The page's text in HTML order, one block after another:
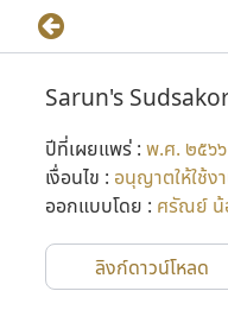
Sarun's
ปีที่เผยแพร่ : พ.ศ. ๒๕๖๖
เงื่อนไข : อนุญาตให้ใช้
ออกแบบโดย : ศรัณย์ น้
ลิงก์ดาวน์โหลด